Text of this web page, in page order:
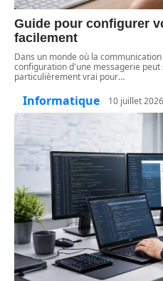
Guide pour configurer
facilement
Dans un monde où la
configuration d'une messagerie
particulièrement vrai pour…
Informatique 10 juillet 2026